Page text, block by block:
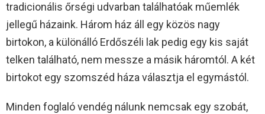
tradicionális őrségi udvarban találhatóak műemlék
jellegű házaink. Három ház áll egy közös nagy
birtokon, a különálló Erdőszéli lak pedig egy kis saját
telken található, nem messze a másik háromtól. A két
birtokot egy szomszéd háza választja el egymástól.
Minden foglaló vendég nálunk nemcsak egy szobát,